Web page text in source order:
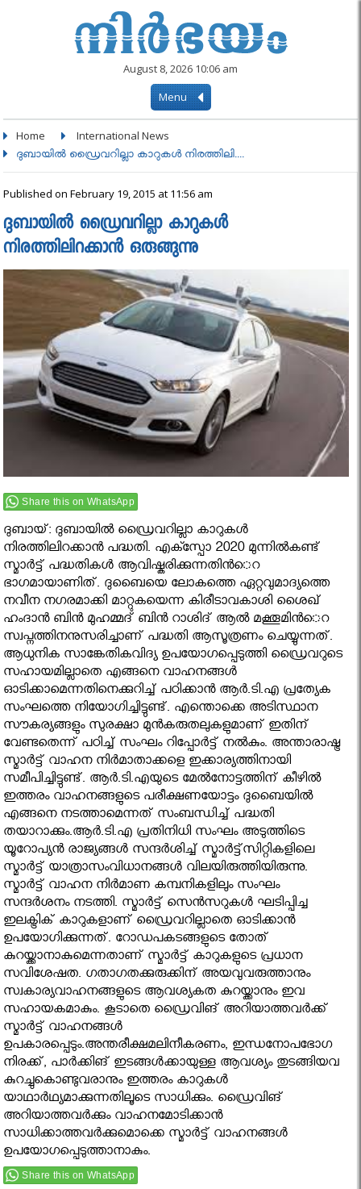
August 8, 2026 10:06 am
Menu
Home International News
ദുബായില്‍ ഡ്രൈവറില്ലാ കാറുകള്‍ നിരത്തിലി....
Published on February 19, 2015 at 11:56 am
ദുബായില്‍ ഡ്രൈവറില്ലാ കാറുകള്‍
നിരത്തിലിറക്കാന്‍ ഒരുങ്ങുന്നു
Share this on WhatsApp
ദുബായ്: ദുബായില്‍ ഡ്രൈവറില്ലാ കാറുകള്‍
നിരത്തിലിറക്കാന്‍ പദ്ധതി. എക്സ്പോ 2020 മുന്നില്‍കണ്ട്
സ്മാര്‍ട്ട് പദ്ധതികള്‍ ആവിഷ്കരിക്കുന്നതിന്‍െറ
ഭാഗമായാണിത്. ദുബൈയെ ലോകത്തെ ഏറ്റവുമാദ്യത്തെ
നവീന നഗരമാക്കി മാറ്റുകയെന്ന കിരീടാവകാശി ശൈഖ്
ഹംദാന്‍ ബിന്‍ മുഹമ്മദ് ബിന്‍ റാശിദ് ആല്‍ മക്തൂമിന്‍െറ
സ്വപ്നത്തിനനുസരിച്ചാണ് പദ്ധതി ആസൂത്രണം ചെയ്യുന്നത്.
ആധുനിക സാങ്കേതികവിദ്യ ഉപയോഗപ്പെടുത്തി ഡ്രൈവറുടെ
സഹായമില്ലാതെ എങ്ങനെ വാഹനങ്ങള്‍
ഓടിക്കാമെന്നതിനെക്കുറിച്ച് പഠിക്കാന്‍ ആര്‍.ടി.എ പ്രത്യേക
സംഘത്തെ നിയോഗിച്ചിട്ടുണ്ട്. എന്തൊക്കെ അടിസ്ഥാന
സൗകര്യങ്ങളും സുരക്ഷാ മുന്‍കരുതലുകളുമാണ് ഇതിന്
വേണ്ടതെന്ന് പഠിച്ച് സംഘം റിപ്പോര്‍ട്ട് നല്‍കും. അന്താരാഷ്ട്ര
സ്മാര്‍ട്ട് വാഹന നിര്‍മാതാക്കളെ ഇക്കാര്യത്തിനായി
സമീപിച്ചിട്ടുണ്ട്. ആര്‍.ടി.എയുടെ മേല്‍നോട്ടത്തിന് കീഴില്‍
ഇത്തരം വാഹനങ്ങളുടെ പരീക്ഷണയോട്ടം ദുബൈയില്‍
എങ്ങനെ നടത്താമെന്നത് സംബന്ധിച്ച് പദ്ധതി
തയാറാക്കും.ആര്‍.ടി.എ പ്രതിനിധി സംഘം അടുത്തിടെ
യൂറോപ്യന്‍ രാജ്യങ്ങള്‍ സന്ദര്‍ശിച്ച് സ്മാര്‍ട്ട്സിറ്റികളിലെ
സ്മാര്‍ട്ട് യാത്രാസംവിധാനങ്ങള്‍ വിലയിരുത്തിയിരുന്നു.
സ്മാര്‍ട്ട് വാഹന നിര്‍മാണ കമ്പനികളിലും സംഘം
സന്ദര്‍ശനം നടത്തി. സ്മാര്‍ട്ട് സെന്‍സറുകള്‍ ഘടിപ്പിച്ച
ഇലക്ട്രിക് കാറുകളാണ് ഡ്രൈവറില്ലാതെ ഓടിക്കാന്‍
ഉപയോഗിക്കുന്നത്. റോഡപകടങ്ങളുടെ തോത്
കുറയ്ക്കാനാകുമെന്നതാണ് സ്മാര്‍ട്ട് കാറുകളുടെ പ്രധാന
സവിശേഷത. ഗതാഗതക്കുരുക്കിന് അയവുവരുത്താനും
സ്വകാര്യവാഹനങ്ങളുടെ ആവശ്യകത കുറയ്ക്കാനും ഇവ
സഹായകമാകും. കൂടാതെ ഡ്രൈവിങ് അറിയാത്തവര്‍ക്ക്
സ്മാര്‍ട്ട് വാഹനങ്ങള്‍
ഉപകാരപ്പെടും.അന്തരീക്ഷമലിനീകരണം, ഇന്ധനോപഭോഗ
നിരക്ക്, പാര്‍ക്കിങ് ഇടങ്ങള്‍ക്കായുള്ള ആവശ്യം തുടങ്ങിയവ
കുറച്ചുകൊണ്ടുവരാനും ഇത്തരം കാറുകള്‍
യാഥാര്‍ഥ്യമാക്കുന്നതിലൂടെ സാധിക്കും. ഡ്രൈവിങ്
അറിയാത്തവര്‍ക്കും വാഹനമോടിക്കാന്‍
സാധിക്കാത്തവര്‍ക്കുമൊക്കെ സ്മാര്‍ട്ട് വാഹനങ്ങള്‍
ഉപയോഗപ്പെടുത്താനാകും.
Share this on WhatsApp